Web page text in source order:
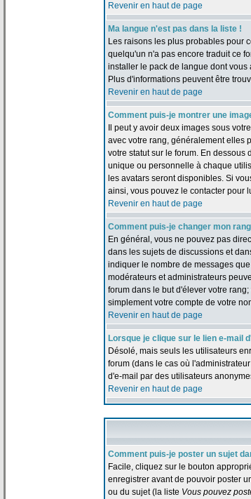
Revenir en haut de page
Ma langue n'est pas dans la liste !
Les raisons les plus probables pour
quelqu'un n'a pas encore traduit ce
installer le pack de langue dont
Plus d'informations peuvent être
Revenir en haut de page
Comment puis-je montrer une
Il peut y avoir deux images sous
avec votre rang, généralement elles
votre statut sur le forum. En
unique ou personnelle à chaque
les avatars seront disponibles. Si
ainsi, vous pouvez le contacter pour
Revenir en haut de page
Comment puis-je changer mon
En général, vous ne pouvez pas
dans les sujets de discussions et
indiquer le nombre de messages
modérateurs et administrateurs
forum dans le but d'élever votre
simplement votre compte de votre
Revenir en haut de page
Lorsque je clique sur le lien e-mail
Désolé, mais seuls les utilisateurs
forum (dans le cas où
d'e-mail par des utilisateurs
Revenir en haut de page
Comment puis-je poster un sujet
Facile, cliquez sur le bouton
enregistrer avant de pouvoir poster
ou du sujet (la liste Vous pouvez